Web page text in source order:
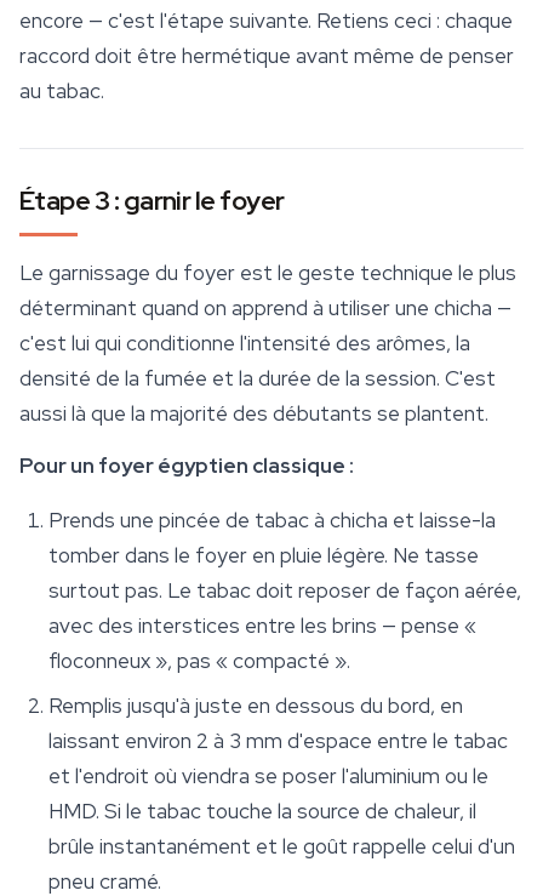
encore — c'est l'étape suivante. Retiens ceci : chaque
raccord doit être hermétique avant même de penser
au tabac.
Étape 3 : garnir le foyer
Le garnissage du foyer est le geste technique le plus
déterminant quand on apprend à utiliser une chicha —
c'est lui qui conditionne l'intensité des arômes, la
densité de la fumée et la durée de la session. C'est
aussi là que la majorité des débutants se plantent.
Pour un foyer égyptien classique :
Prends une pincée de tabac à chicha et laisse-la
tomber dans le foyer en pluie légère. Ne tasse
surtout pas. Le tabac doit reposer de façon aérée,
avec des interstices entre les brins — pense «
floconneux », pas « compacté ».
Remplis jusqu'à juste en dessous du bord, en
laissant environ 2 à 3 mm d'espace entre le tabac
et l'endroit où viendra se poser l'aluminium ou le
HMD. Si le tabac touche la source de chaleur, il
brûle instantanément et le goût rappelle celui d'un
pneu cramé.